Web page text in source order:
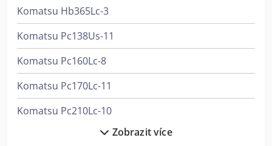
Komatsu Hb365Lc-3
Komatsu Pc138Us-11
Komatsu Pc160Lc-8
Komatsu Pc170Lc-11
Komatsu Pc210Lc-10
Komatsu Pc210Lc-11 Zobrazit více